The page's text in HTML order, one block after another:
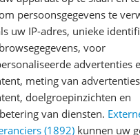
via mobiele app
persoonsgegevens te
uw IP-adres, unieke
voor
advertenties
meting van
doelgroepinzichten en
van diensten.
(1892) kunnen uw